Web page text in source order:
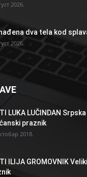
2026.
dva tela kod
2026.
LUKA LUČINDAN
praznik
2018.
ILIJA GROMOVNIK